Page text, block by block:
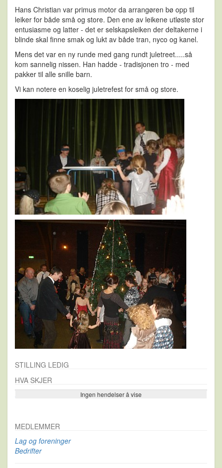
Hans Christian var primus motor da arrangøren bø opp til
leiker for både små og store. Den ene av leikene utløste stor
entusiasme og latter - det er selskapsleiken der deltakerne i
blinde skal finne smak og lukt av både tran, nyco og kanel.
Mens det var en ny runde med gang rundt juletreet.....så
kom sannelig nissen. Han hadde - tradisjonen tro - med
pakker til alle snille barn.
Vi kan notere en koselig juletrefest for små og store.
STILLING LEDIG
HVA SKJER
Ingen hendelser å vise
Se flere…
MEDLEMMER
Lag og foreninger
Bedrifter